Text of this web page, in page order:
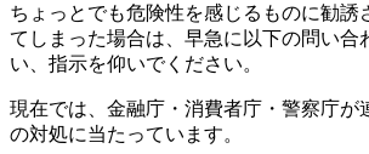
ちょっとでも危険性を感じるものに勧誘
てしまった場合は、早急に以下の問い合
い、指示を仰いでください。
現在では、金融庁・消費者庁・警察庁が
の対処に当たっています。